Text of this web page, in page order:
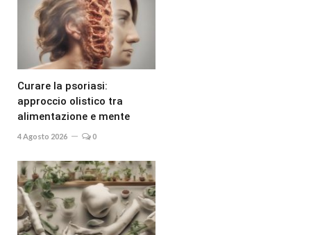
Curare la psoriasi:
approccio olistico tra
alimentazione e mente
4 Agosto 2026 0